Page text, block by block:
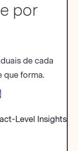
por
de cada
que forma.